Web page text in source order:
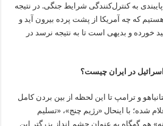
به کنترل‌کنندگی شرایط جنگی. در نتیجه
که چه آمریکا از پشت پرده بیرون آید و
خورده و بدیهی است تا به نتیجه نرسد در
در ایران چیست؟
و ترامپ تا این لحظه از بین بردن کامل
شده‌؛ با اینحال «رژیم چنج»، «تسلیم
هم گهگاه به عنوان چشم انداز بزرگتر این